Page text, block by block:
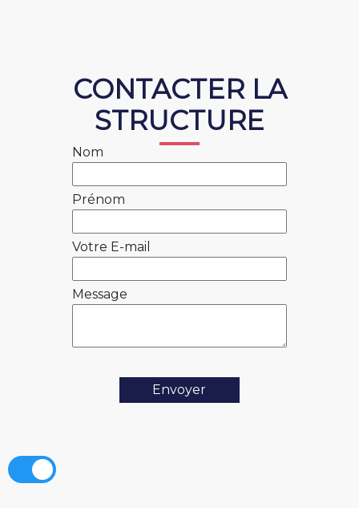
CONTACTER LA
STRUCTURE
Nom
Prénom
Votre E-mail
Message
Envoyer